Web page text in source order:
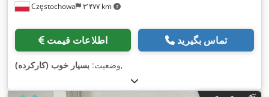
Częstochowa ۳٬۴۷۷ km
اطلاعات قیمت تماس بگیرید
وضعیت: بسیار خوب (کارکرده) ,